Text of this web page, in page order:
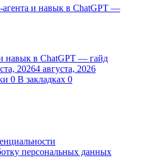
навык в ChatGPT — гайд
20264 августа, 2026
0 В закладках 0
персональных данных